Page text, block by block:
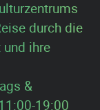
durch die
ihre
&
19:00